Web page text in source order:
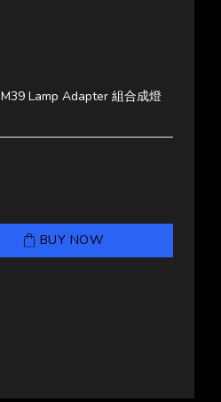
Lamp Adapter 組合成燈
BUY NOW